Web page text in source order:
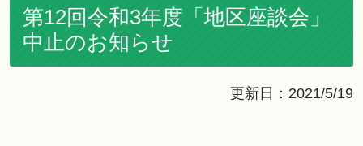
第12回令和3年度「地区座談会」
中止のお知らせ
更新日：2021/5/19